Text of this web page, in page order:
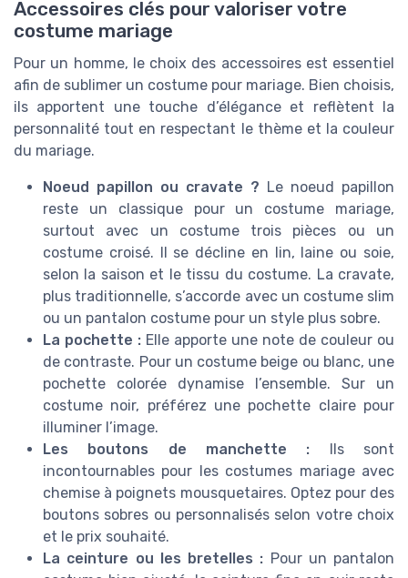
Accessoires clés pour valoriser votre
costume mariage
Pour un homme, le choix des accessoires est essentiel
afin de sublimer un costume pour mariage. Bien choisis,
ils apportent une touche d’élégance et reflètent la
personnalité tout en respectant le thème et la couleur
du mariage.
Noeud papillon ou cravate ? Le noeud papillon
reste un classique pour un costume mariage,
surtout avec un costume trois pièces ou un
costume croisé. Il se décline en lin, laine ou soie,
selon la saison et le tissu du costume. La cravate,
plus traditionnelle, s’accorde avec un costume slim
ou un pantalon costume pour un style plus sobre.
La pochette : Elle apporte une note de couleur ou
de contraste. Pour un costume beige ou blanc, une
pochette colorée dynamise l’ensemble. Sur un
costume noir, préférez une pochette claire pour
illuminer l’image.
Les boutons de manchette : Ils sont
incontournables pour les costumes mariage avec
chemise à poignets mousquetaires. Optez pour des
boutons sobres ou personnalisés selon votre choix
et le prix souhaité.
La ceinture ou les bretelles : Pour un pantalon